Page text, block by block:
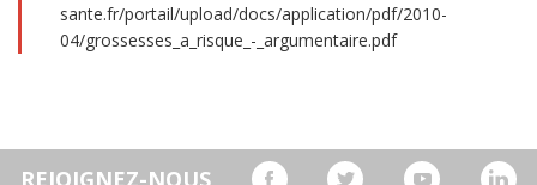
sante.fr/portail/upload/docs/application/pdf/2010-
04/grossesses_a_risque_-_argumentaire.pdf
REJOIGNEZ-NOUS